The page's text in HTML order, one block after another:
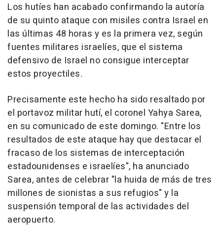
Los hutíes han acabado confirmando la autoría
de su quinto ataque con misiles contra Israel en
las últimas 48 horas y es la primera vez, según
fuentes militares israelíes, que el sistema
defensivo de Israel no consigue interceptar
estos proyectiles.
Precisamente este hecho ha sido resaltado por
el portavoz militar hutí, el coronel Yahya Sarea,
en su comunicado de este domingo. "Entre los
resultados de este ataque hay que destacar el
fracaso de los sistemas de interceptación
estadounidenses e israelíes", ha anunciado
Sarea, antes de celebrar "la huida de más de tres
millones de sionistas a sus refugios" y la
suspensión temporal de las actividades del
aeropuerto.